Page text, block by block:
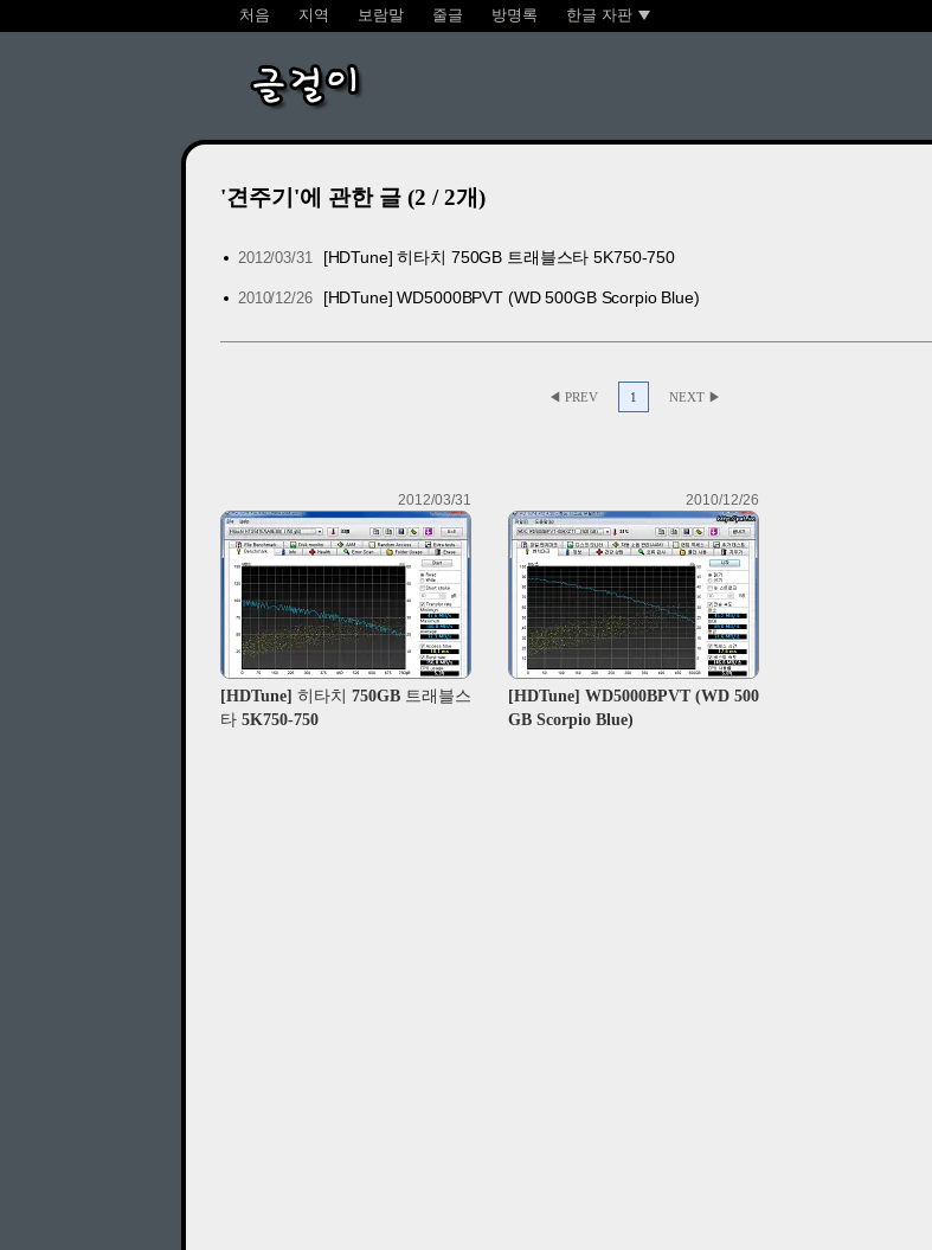
처음 지역 보람말 줄글 방명록 한글 자판
글걸이
'견주기'에 관한 글 (2 / 2개)
2012/03/31 [HDTune] 히타치 750GB 트래블스타 5K750-750
2010/12/26 [HDTune] WD5000BPVT (WD 500GB Scorpio Blue)
◀ PREV 1 NEXT ▶
2012/03/31
[HDTune] 히타치 750GB 트래블스
타 5K750-750
2010/12/26
[HDTune] WD5000BPVT (WD 500
GB Scorpio Blue)